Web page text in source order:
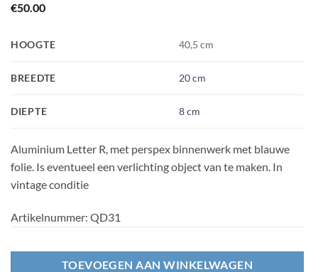
€50.00
HOOGTE 40,5 cm
BREEDTE 20 cm
DIEPTE 8 cm
Aluminium Letter R, met perspex binnenwerk met blauwe
folie. Is eventueel een verlichting object van te maken. In
vintage conditie
Artikelnummer: QD31
TOEVOEGEN AAN WINKELWAGEN